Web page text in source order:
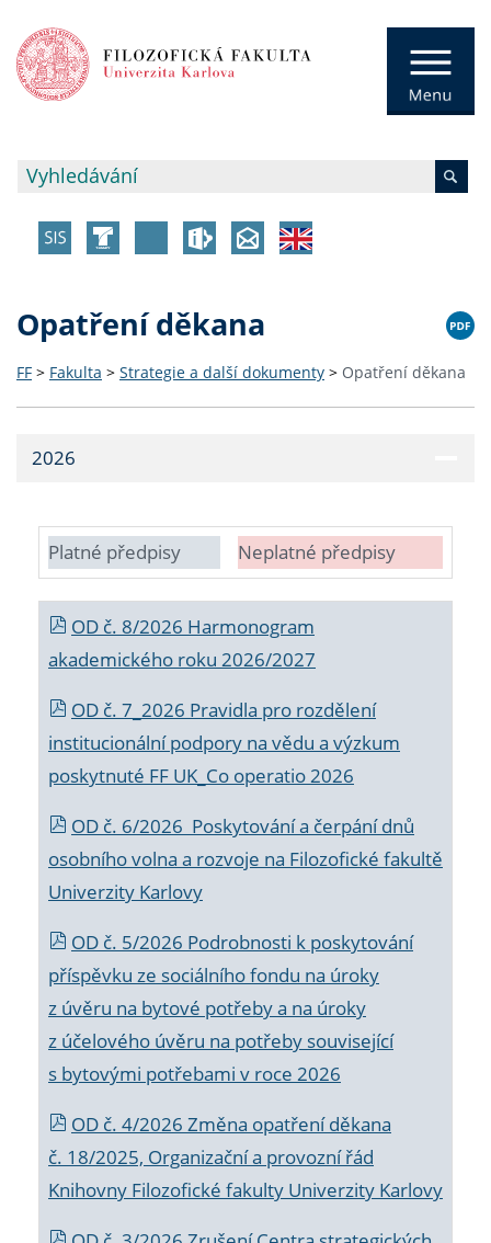
Opatření děkana
FF > Fakulta > Strategie a další dokumenty > Opatření děkana
2026
Platné předpisy Neplatné předpisy
OD č. 8/2026 Harmonogram
akademického roku 2026/2027
OD č. 7_2026 Pravidla pro rozdělení
institucionální podpory na vědu a výzkum
poskytnuté FF UK_Co operatio 2026
OD č. 6/2026 Poskytování a čerpání dnů
osobního volna a rozvoje na Filozofické fakultě
Univerzity Karlovy
OD č. 5/2026 Podrobnosti k poskytování
příspěvku ze sociálního fondu na úroky
z úvěru na bytové potřeby a na úroky
z účelového úvěru na potřeby související
s bytovými potřebami v roce 2026
OD č. 4/2026 Změna opatření děkana
č. 18/2025, Organizační a provozní řád
Knihovny Filozofické fakulty Univerzity Karlovy